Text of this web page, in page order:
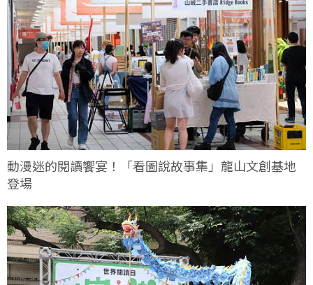
動漫迷的閱讀饗宴！「看圖說故事集」龍山文創基地
登場